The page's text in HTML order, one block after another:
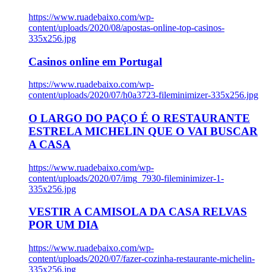
https://www.ruadebaixo.com/wp-
content/uploads/2020/08/apostas-online-top-casinos-
335x256.jpg
Casinos online em Portugal
https://www.ruadebaixo.com/wp-
content/uploads/2020/07/h0a3723-fileminimizer-335x256.jpg
O LARGO DO PAÇO É O RESTAURANTE
ESTRELA MICHELIN QUE O VAI BUSCAR
A CASA
https://www.ruadebaixo.com/wp-
content/uploads/2020/07/img_7930-fileminimizer-1-
335x256.jpg
VESTIR A CAMISOLA DA CASA RELVAS
POR UM DIA
https://www.ruadebaixo.com/wp-
content/uploads/2020/07/fazer-cozinha-restaurante-michelin-
335x256.jpg